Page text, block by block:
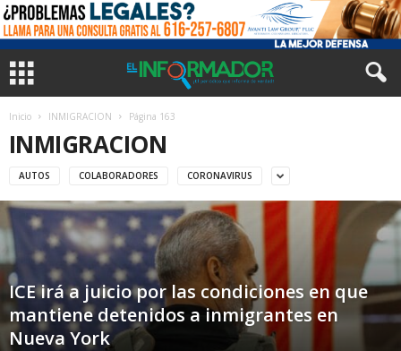
Inicio INMIGRACION Página 163
INMIGRACION
AUTOS COLABORADORES CORONAVIRUS
ICE irá a juicio por las condiciones en que
mantiene detenidos a inmigrantes en
Nueva York